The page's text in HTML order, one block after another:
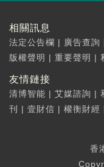
相關訊息
法定公告欄 | 廣告查詢
版權聲明 | 重要聲明 |
友情鏈接
清博智能 | 艾媒諮詢 |
刊
| 壹財信 | 權衡財經
香